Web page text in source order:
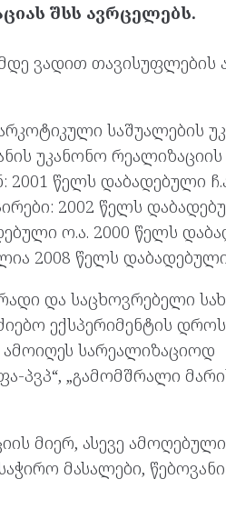
შსს ავრცელებს.
ვადით თავისუფლების
საშუალების
უკანონო რეალიზაციის
წელს დაბადებული
2002 წელს
ო.ა. 2000 წელს
2008 წელს
და საცხოვრებელი
ექსპერიმენტის
სარეალიზაციოდ
პვპ“, „გამომშრალი
მიერ, ასევე
მასალები,